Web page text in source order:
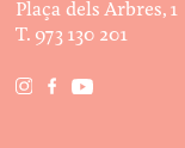
Plaça dels Arbres, 1
T. 973 130 201